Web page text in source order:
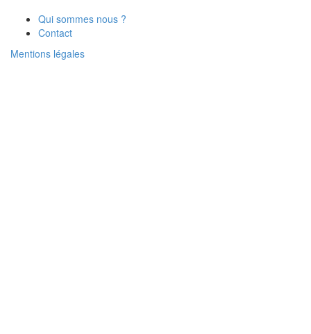
Qui sommes nous ?
Contact
Mentions légales